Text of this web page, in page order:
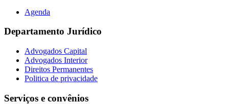
Agenda
Departamento Jurídico
Advogados Capital
Advogados Interior
Direitos Permanentes
Politica de privacidade
Serviços e convênios